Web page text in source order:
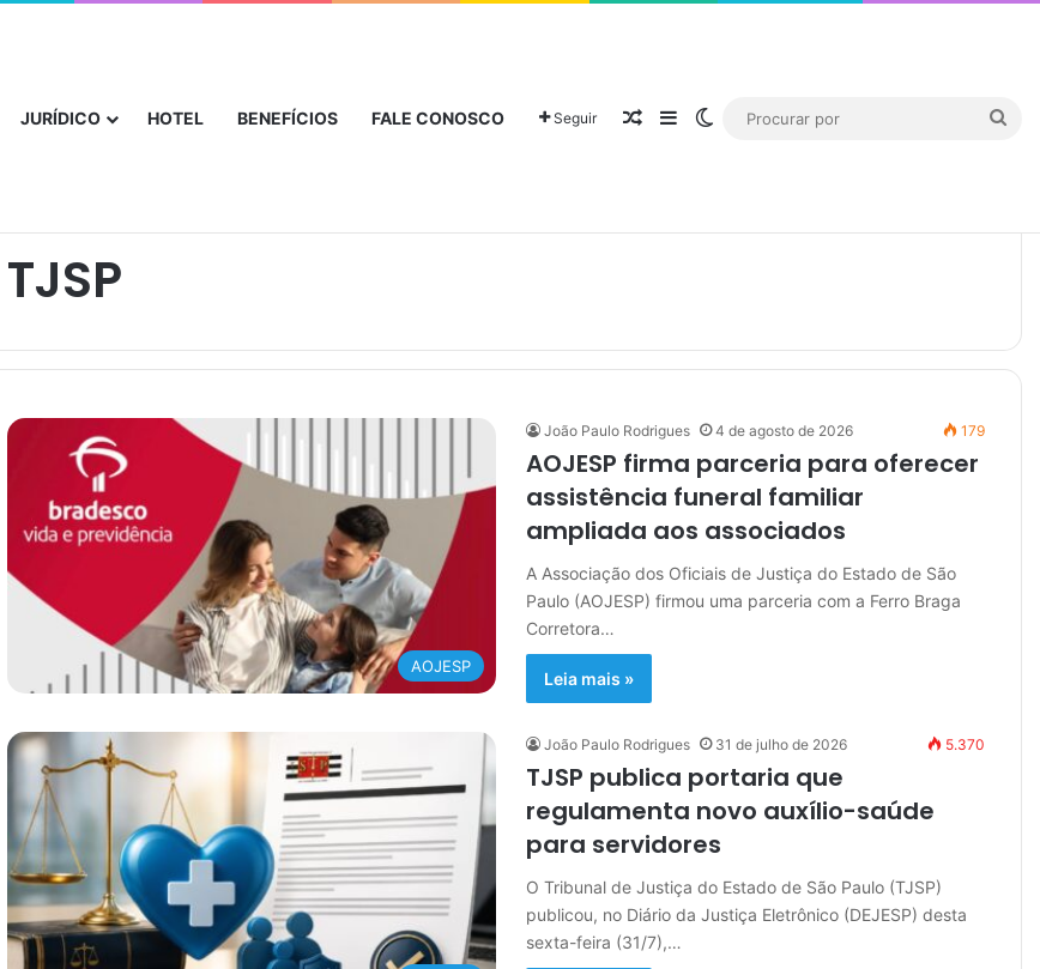
JURÍDICO HOTEL BENEFÍCIOS FALE CONOSCO Seguir
TJSP
AOJESP
João Paulo Rodrigues 4 de agosto de 2026 179
AOJESP firma parceria para oferecer
assistência funeral familiar
ampliada aos associados
A Associação dos Oficiais de Justiça do Estado de São
Paulo (AOJESP) firmou uma parceria com a Ferro Braga
Corretora…
Leia mais »
João Paulo Rodrigues 31 de julho de 2026 5.370
TJSP publica portaria que
regulamenta novo auxílio-saúde
para servidores
O Tribunal de Justiça do Estado de São Paulo (TJSP)
publicou, no Diário da Justiça Eletrônico (DEJESP) desta
sexta-feira (31/7),…